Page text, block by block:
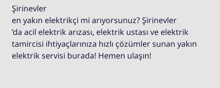
Şirinevler
en yakın elektrikçi mi arıyorsunuz? Şirinevler
’da acil elektrik arızası, elektrik ustası ve elektrik
tamircisi ihtiyaçlarınıza hızlı çözümler sunan yakın
elektrik servisi burada! Hemen ulaşın!